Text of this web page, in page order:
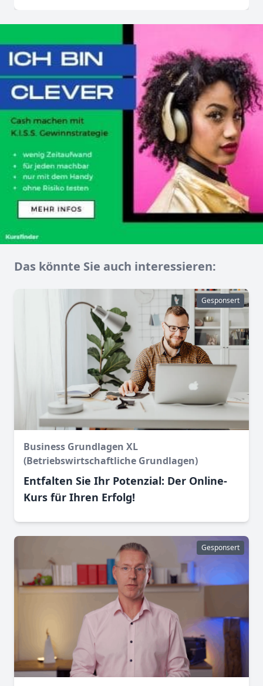
Das könnte Sie auch interessieren:
Gesponsert
Business Grundlagen XL
(Betriebswirtschaftliche Grundlagen)
Entfalten Sie Ihr Potenzial: Der Online-
Kurs für Ihren Erfolg!
Gesponsert